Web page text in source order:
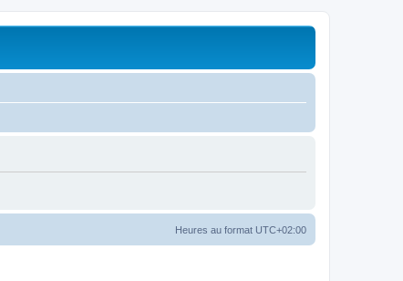
Heures au format UTC+02:00